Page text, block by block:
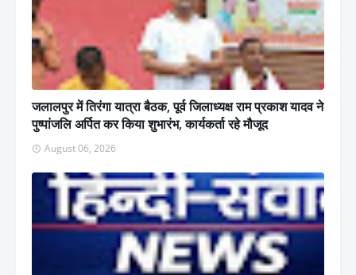
जलालपुर में तिरंगा यात्रा बैठक, पूर्व जिलाध्यक्ष राम प्रकाश यादव ने
पुष्पांजलि अर्पित कर किया शुभारंभ, कार्यकर्ता रहे मौजूद
August 06, 2026